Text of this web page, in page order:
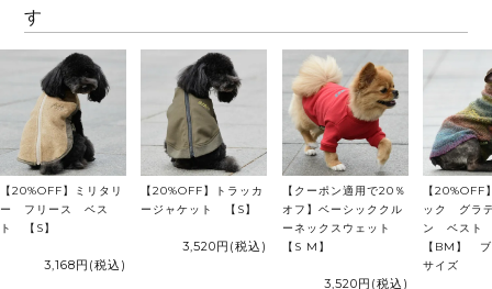
す
【20%OFF】ミリタリ
ー フリース ベス
ト 【S】
3,168円 (税込)
【20%OFF】トラッカ
ージャケット 【S】
3,520円 (税込)
【クーポン適用で20％
オフ】ベーシッククル
ーネックスウェット
【S M】
3,520円 (税込)
【20%OFF
ック グラ
ン ベス
【BM】
サイズ